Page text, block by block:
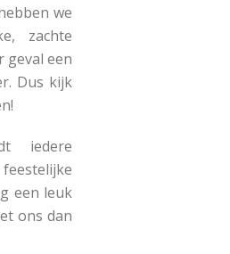
we
zachte
geval een
Dus kijk
iedere
een leuk
ons dan